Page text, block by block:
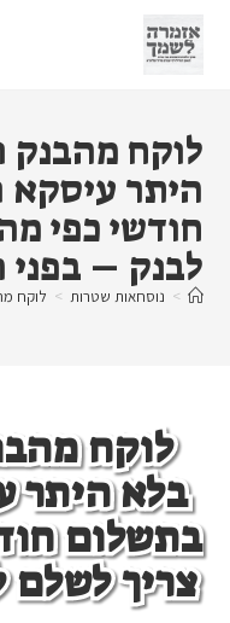
content
לוקח מהבנק
היתר עיסקא
חודשי כפי
לבנק – בפני
> נוסחאות שטרות > לוקח
לוקח
בלא היתר
בתשלום
צריך לשלם